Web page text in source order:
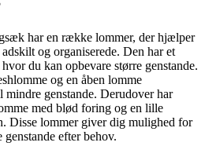
har en række lommer, der hjælper
og organiserede. Den har et
du kan opbevare større genstande.
og en åben lomme
genstande. Derudover har
med blød foring og en lille
Disse lommer giver dig mulighed for
efter behov.